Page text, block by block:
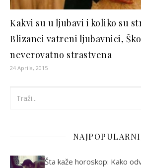
Kakvi su u ljubavi i koliko su
Blizanci vatreni ljubavnici,
neverovatno strastvena
24 Aprila, 2015
Šta kaže horoskop: Kako